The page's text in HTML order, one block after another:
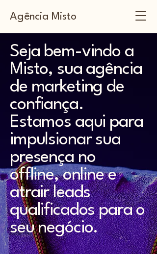
Agência Misto
Seja bem-vindo a
Misto, sua agência
de marketing de
confiança.
Estamos aqui para
impulsionar sua
presença no
offline, online e
atrair leads
qualificados para o
seu negócio.